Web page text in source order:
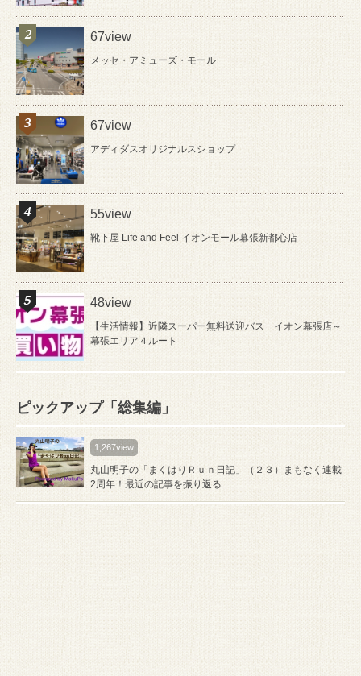
67view
メッセ・アミューズ・モール
67view
アディダスオリジナルスショップ
55view
靴下屋 Life and Feel イオンモール幕張新都心店
48view
【生活情報】近隣スーパー無料送迎バス イオン幕張店～
幕張エリア４ルート
ピックアップ「総集編」
1,267view
丸山明子の「まくはりＲｕｎ日記」（２３）まもなく連載
2周年！最近の記事を振り返る